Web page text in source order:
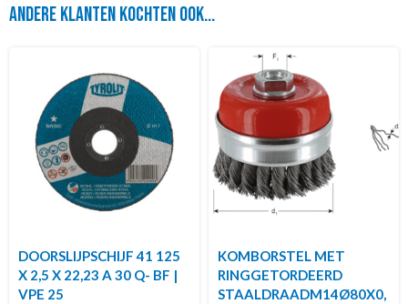
Andere klanten kochten ook...
DOORSLIJPSCHIJF 41 125
X 2,5 X 22,23 A 30 Q- BF |
VPE 25
KOMBORSTEL MET
RINGGETORDEERD
STAALDRAADM14Ø80X0,